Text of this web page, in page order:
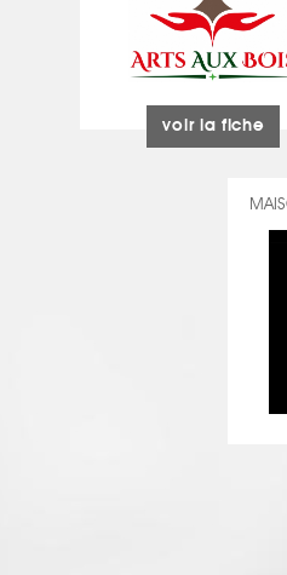
voir la fiche